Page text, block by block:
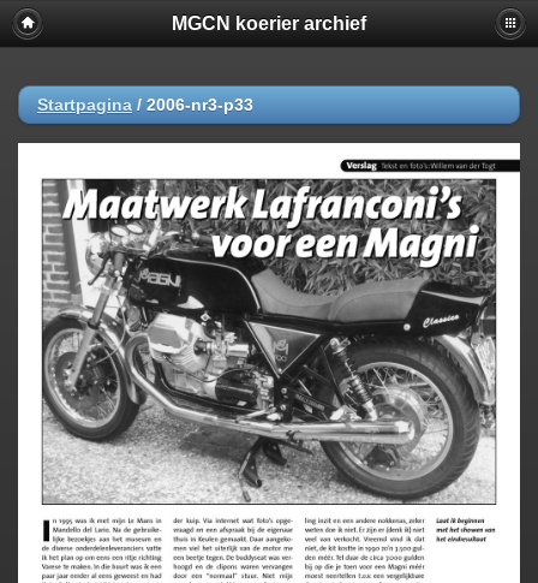
MGCN koerier archief
Startpagina / 2006-nr3-p33